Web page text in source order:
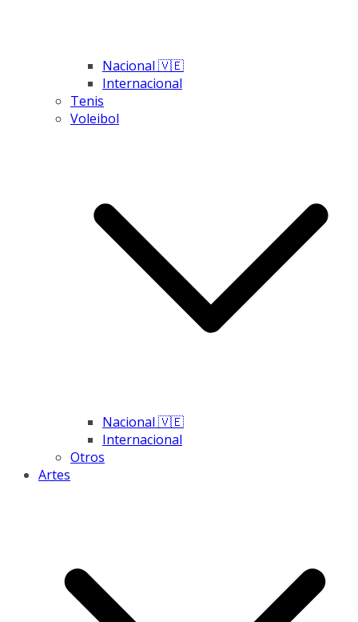
Nacional 🇻🇪
Internacional
Tenis
Voleibol
Nacional 🇻🇪
Internacional
Otros
Artes